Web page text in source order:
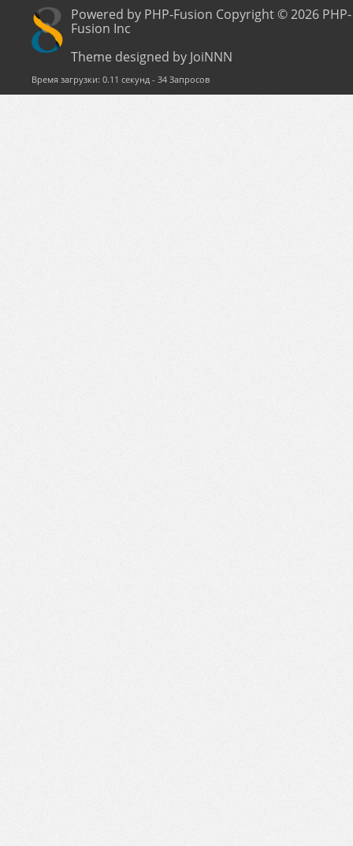
Powered by PHP-Fusion Copyright © 2026 PHP-
Fusion Inc
Theme designed by JoiNNN
Время загрузки: 0.11 секунд - 34 Запросов